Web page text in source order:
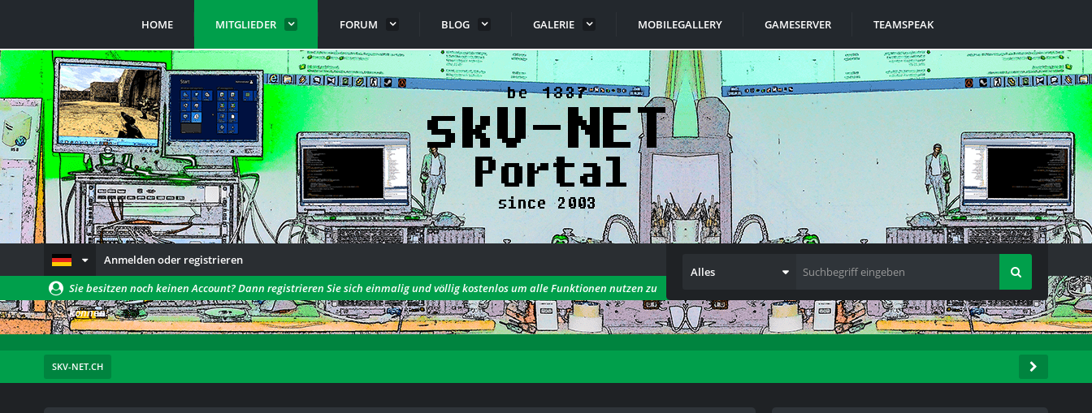
HOME MITGLIEDER FORUM BLOG GALERIE MOBILEGALLERY GAMESERVER TEAMSPEAK
Anmelden oder registrieren
Alles
Sie besitzen noch keinen Account? Dann registrieren Sie sich einmalig und völlig kostenlos um alle Funktionen nutzen zu
können!
SKV-NET.CH